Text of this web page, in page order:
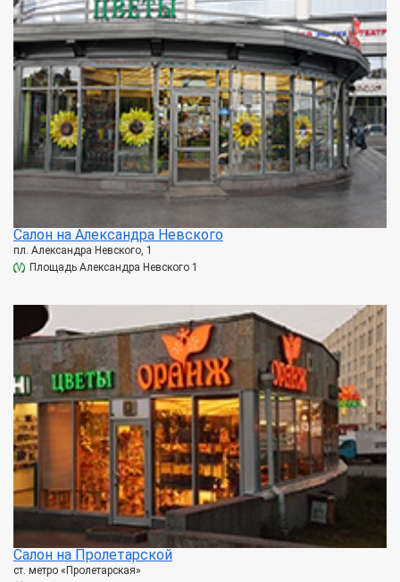
Салон на Александра Невского
пл. Александра Невского, 1
Площадь Александра Невского 1
Салон на Пролетарской
ст. метро «Пролетарская»